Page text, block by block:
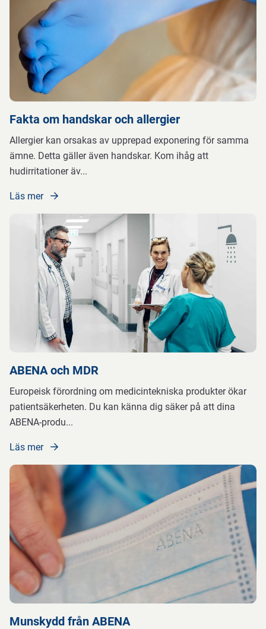
Fakta om handskar och allergier
Allergier kan orsakas av upprepad exponering för samma
ämne. Detta gäller även handskar. Kom ihåg att
hudirritationer äv...
Läs mer
ABENA och MDR
Europeisk förordning om medicintekniska produkter ökar
patientsäkerheten. Du kan känna dig säker på att dina
ABENA-produ...
Läs mer
Munskydd från ABENA